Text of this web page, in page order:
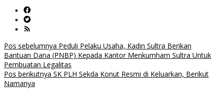
Navigasi
pos
Pos sebelumnya Peduli Pelaku Usaha, Kadin Sultra Berikan
Bantuan Dana (PNBP) Kepada Kantor Menkumham Sultra Untuk
Pembuatan Legalitas
Pos berikutnya SK PLH Sekda Konut Resmi di Keluarkan, Berikut
Namanya